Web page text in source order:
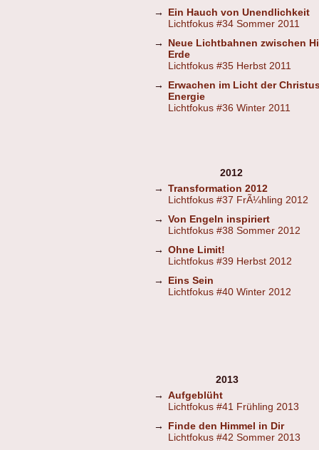
→
Ein Hauch von Unendlichkeit
Lichtfokus #34 Sommer 2011
→
Neue Lichtbahnen zwischen
Erde
Lichtfokus #35 Herbst 2011
→
Erwachen im Licht der
Energie
Lichtfokus #36 Winter 2011
2012
→ Transformation 2012
Lichtfokus #37 FrÃ¼hling 2012
→ Von Engeln inspiriert
Lichtfokus #38 Sommer 2012
→ Ohne Limit!
Lichtfokus #39 Herbst 2012
→
Eins Sein
Lichtfokus #40 Winter 2012
2013
→ Aufgeblüht
Lichtfokus #41 Frühling 2013
→
Finde den Himmel in Dir
Lichtfokus #42 Sommer 2013